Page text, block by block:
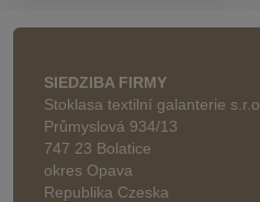
SIEDZIBA FIRMY
Stoklasa textilní galanterie s.r.o.
Průmyslová 934/13
747 23 Bolatice
okres Opava
Republika Czeska